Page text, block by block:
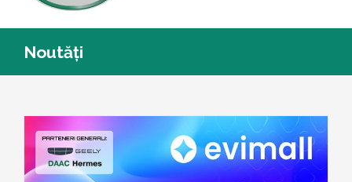
Noutăți